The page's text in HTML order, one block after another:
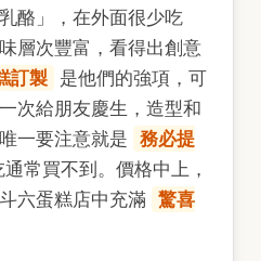
酪」，在外面很少吃
層次豐富，看得出創意
訂製 是他們的強項，可
次給朋友慶生，造型和
一要注意就是
務必提
通常買不到。價格中上，
六蛋糕店中充滿 驚喜